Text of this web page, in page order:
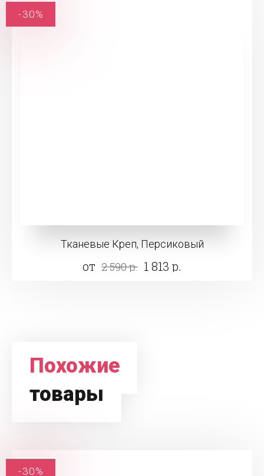
Тканевые Креп, Персиковый
от 2 590 р. 1 813 р.
-30%
Похожие
товары
-30%